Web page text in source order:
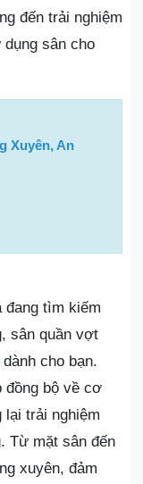
đến trải nghiệm
sân cho
Xuyên, An
đang tìm kiếm
sân quần vợt
cho bạn.
đồng bộ về cơ
lại trải nghiệm
Từ mặt sân đến
xuyên, đảm